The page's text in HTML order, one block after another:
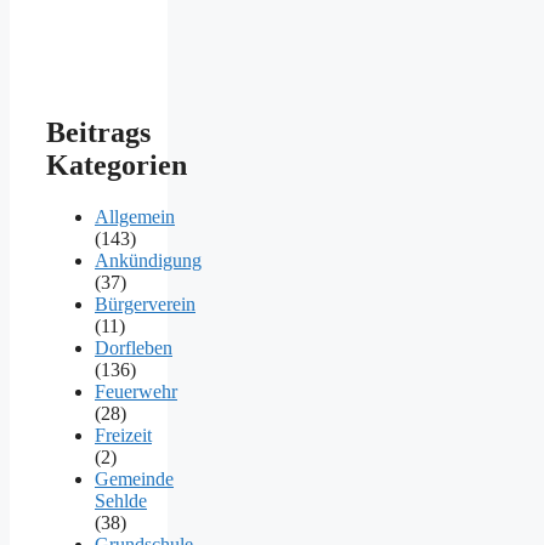
Beitrags
Kategorien
Allgemein
(143)
Ankündigung
(37)
Bürgerverein
(11)
Dorfleben
(136)
Feuerwehr
(28)
Freizeit
(2)
Gemeinde
Sehlde
(38)